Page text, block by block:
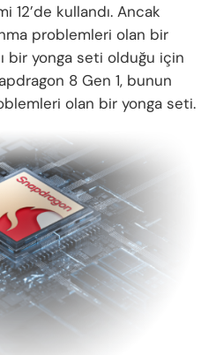
12’de kullandı. Ancak
problemleri olan bir
bir yonga seti olduğu için
8 Gen 1, bunun
olan bir yonga seti.